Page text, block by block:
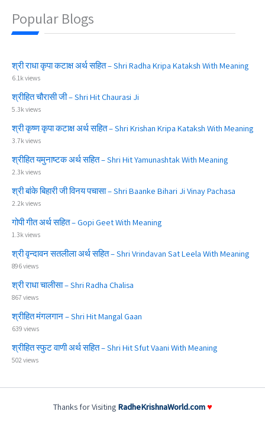
Popular Blogs
श्री राधा कृपा कटाक्ष अर्थ सहित – Shri Radha Kripa Kataksh With Meaning
6.1k views
श्रीहित चौरासी जी – Shri Hit Chaurasi Ji
5.3k views
श्री कृष्ण कृपा कटाक्ष अर्थ सहित – Shri Krishan Kripa Kataksh With Meaning
3.7k views
श्रीहित यमुनाष्टक अर्थ सहित – Shri Hit Yamunashtak With Meaning
2.3k views
श्री बांके बिहारी जी विनय पचासा – Shri Baanke Bihari Ji Vinay Pachasa
2.2k views
गोपी गीत अर्थ सहित – Gopi Geet With Meaning
1.3k views
श्री वृन्दावन सतलीला अर्थ सहित – Shri Vrindavan Sat Leela With Meaning
896 views
श्री राधा चालीसा – Shri Radha Chalisa
867 views
श्रीहित मंगलगान – Shri Hit Mangal Gaan
639 views
श्रीहित स्फुट वाणी अर्थ सहित – Shri Hit Sfut Vaani With Meaning
502 views
Thanks for VisitingRadheKrishnaWorld.com♥